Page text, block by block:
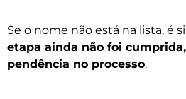
Se o nome não está na lista, é
etapa ainda não foi
pendência no processo.